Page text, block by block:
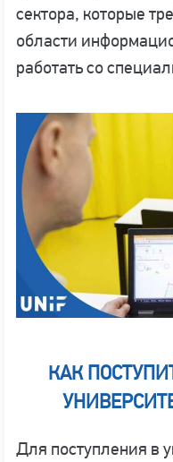
сектора, которые
области
работать со
КАК
Для поступления в